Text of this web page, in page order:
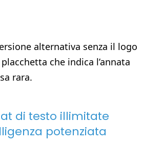
alternativa senza il logo
che indica l’annata
rara.
di testo illimitate
potenziata